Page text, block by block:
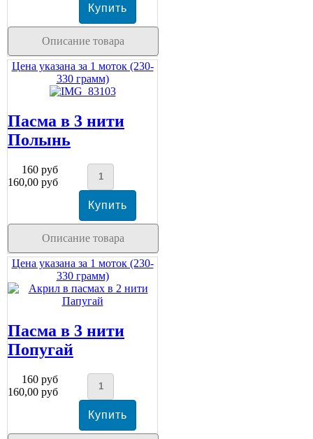
Описание товара
Цена указана за 1 моток (230-
330 грамм)
Пасма в 3 нити
Полынь
160 руб
160,00 руб
Описание товара
Цена указана за 1 моток (230-
330 грамм)
Пасма в 3 нити
Попугай
160 руб
160,00 руб